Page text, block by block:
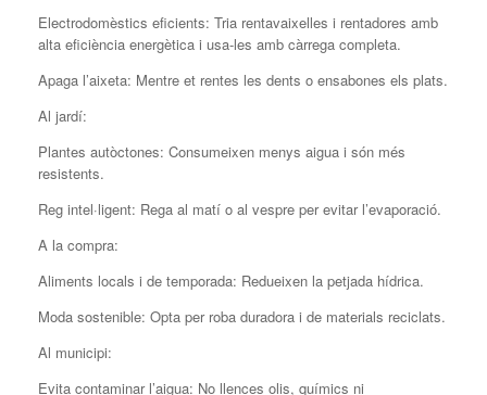
Electrodomèstics eficients: Tria rentavaixelles i rentadores amb
alta eficiència energètica i usa-les amb càrrega completa.
Apaga l’aixeta: Mentre et rentes les dents o ensabones els plats.
Al jardí:
Plantes autòctones: Consumeixen menys aigua i són més
resistents.
Reg intel·ligent: Rega al matí o al vespre per evitar l’evaporació.
A la compra:
Aliments locals i de temporada: Redueixen la petjada hídrica.
Moda sostenible: Opta per roba duradora i de materials reciclats.
Al municipi:
Evita contaminar l’aigua: No llences olis, químics ni